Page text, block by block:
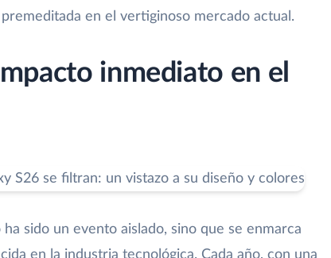
en el vertiginoso mercado actual.
inmediato en el
sido un evento aislado, sino que se enmarca
en la industria tecnológica. Cada año, con una